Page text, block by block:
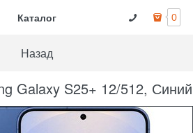
Каталог 0
Назад
Galaxy S25+ 12/512, Синий